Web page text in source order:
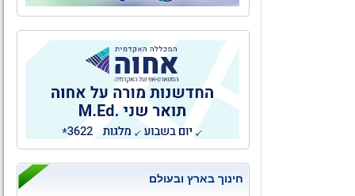
חינוך בארץ ובעולם